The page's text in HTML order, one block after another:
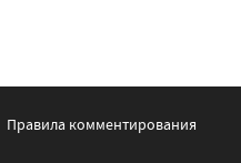
Правила комментирования